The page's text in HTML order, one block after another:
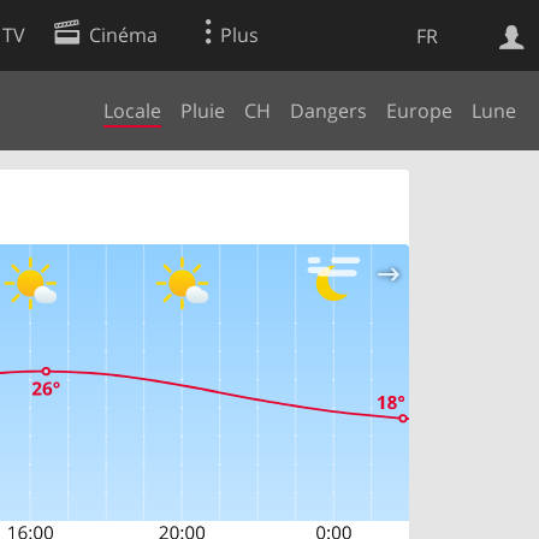
FR
Cinéma Plus
Locale Pluie CH Dangers Europe Lune
Web